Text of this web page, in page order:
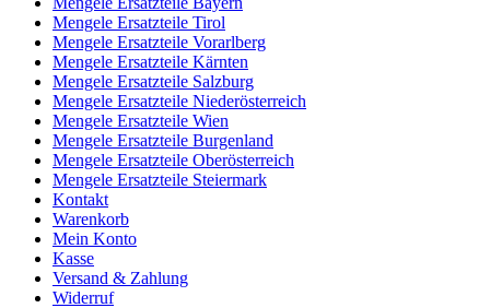
Mengele Ersatzteile Tirol
Mengele Ersatzteile Vorarlberg
Mengele Ersatzteile Kärnten
Mengele Ersatzteile Salzburg
Mengele Ersatzteile Niederösterreich
Mengele Ersatzteile Wien
Mengele Ersatzteile Burgenland
Mengele Ersatzteile Oberösterreich
Mengele Ersatzteile Steiermark
Kontakt
Warenkorb
Mein Konto
Kasse
Versand & Zahlung
Widerruf